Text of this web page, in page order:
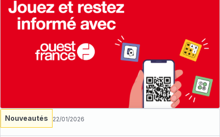
Nouveautés 22/01/2026